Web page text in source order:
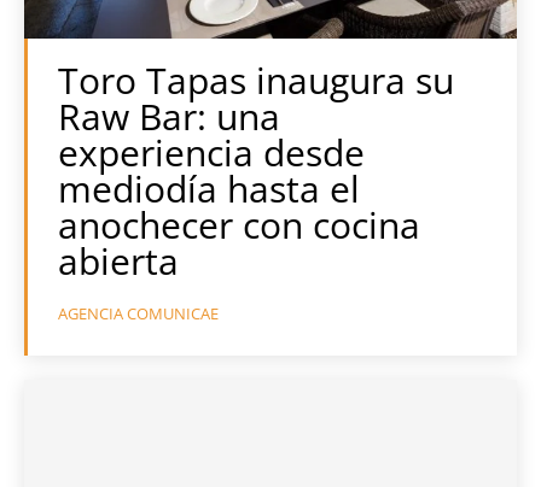
Toro Tapas inaugura su
Raw Bar: una
experiencia desde
mediodía hasta el
anochecer con cocina
abierta
AGENCIA COMUNICAE